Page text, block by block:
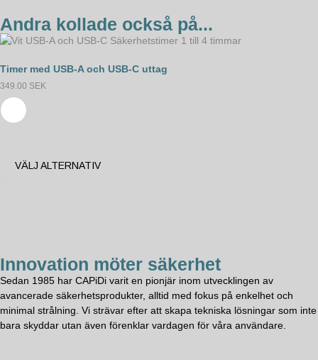
Andra kollade också på...
Timer med USB-A och USB-C uttag
349.00 SEK
VÄLJ ALTERNATIV
Innovation möter säkerhet
Sedan 1985 har CAPiDi varit en pionjär inom utvecklingen av
avancerade säkerhetsprodukter, alltid med fokus på enkelhet och
minimal strålning. Vi strävar efter att skapa tekniska lösningar som inte
bara skyddar utan även förenklar vardagen för våra användare.